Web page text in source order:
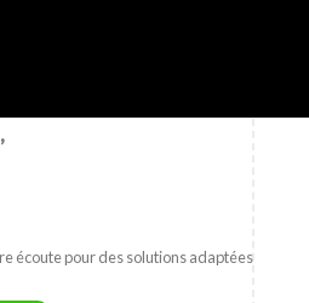
écoute pour des solutions adaptées